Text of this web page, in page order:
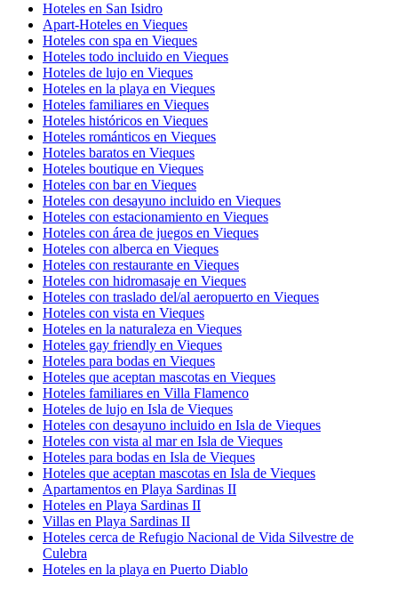
Hoteles en San Isidro
Apart-Hoteles en Vieques
Hoteles con spa en Vieques
Hoteles todo incluido en Vieques
Hoteles de lujo en Vieques
Hoteles en la playa en Vieques
Hoteles familiares en Vieques
Hoteles históricos en Vieques
Hoteles románticos en Vieques
Hoteles baratos en Vieques
Hoteles boutique en Vieques
Hoteles con bar en Vieques
Hoteles con desayuno incluido en Vieques
Hoteles con estacionamiento en Vieques
Hoteles con área de juegos en Vieques
Hoteles con alberca en Vieques
Hoteles con restaurante en Vieques
Hoteles con hidromasaje en Vieques
Hoteles con traslado del/al aeropuerto en Vieques
Hoteles con vista en Vieques
Hoteles en la naturaleza en Vieques
Hoteles gay friendly en Vieques
Hoteles para bodas en Vieques
Hoteles que aceptan mascotas en Vieques
Hoteles familiares en Villa Flamenco
Hoteles de lujo en Isla de Vieques
Hoteles con desayuno incluido en Isla de Vieques
Hoteles con vista al mar en Isla de Vieques
Hoteles para bodas en Isla de Vieques
Hoteles que aceptan mascotas en Isla de Vieques
Apartamentos en Playa Sardinas II
Hoteles en Playa Sardinas II
Villas en Playa Sardinas II
Hoteles cerca de Refugio Nacional de Vida Silvestre de
Culebra
Hoteles en la playa en Puerto Diablo